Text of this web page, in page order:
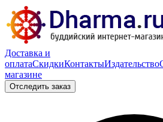
Доставка и
оплатаСкидкиКонтактыИздательство
магазине
Отследить заказ